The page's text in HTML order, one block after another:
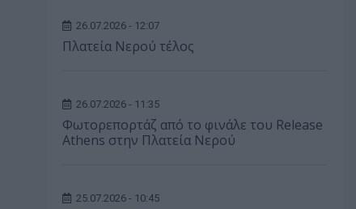
26.07.2026 - 12:07
Πλατεία Νερού τέλος
26.07.2026 - 11:35
Φωτορεπορτάζ από το φινάλε του Release
Athens στην Πλατεία Νερού
25.07.2026 - 10:45